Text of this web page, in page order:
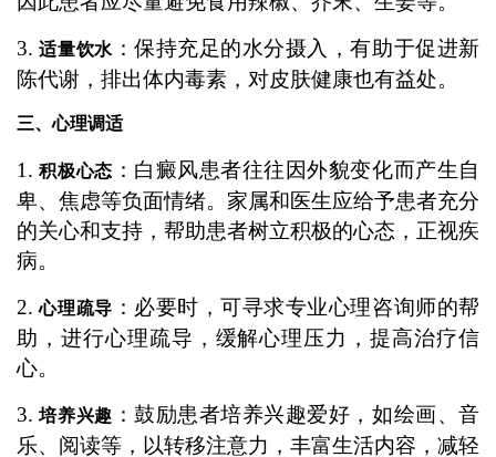
3.适量饮水 ：保持充足的水分摄入，有助于促进新
陈代谢，排出体内毒素，对皮肤健康也有益处。
三、心理调适
1.积极心态 ：白癜风患者往往因外貌变化而产生自
卑、焦虑等负面情绪。家属和医生应给予患者充分
的关心和支持，帮助患者树立积极的心态，正视疾
病。
2.心理疏导 ：必要时，可寻求专业心理咨询师的帮
助，进行心理疏导，缓解心理压力，提高治疗信
心。
3.培养兴趣 ：鼓励患者培养兴趣爱好，如绘画、音
乐、阅读等，以转移注意力，丰富生活内容，减轻